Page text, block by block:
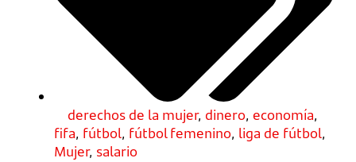
derechos de la mujer, dinero, economía,
fifa, fútbol, fútbol femenino, liga de fútbol,
Mujer, salario